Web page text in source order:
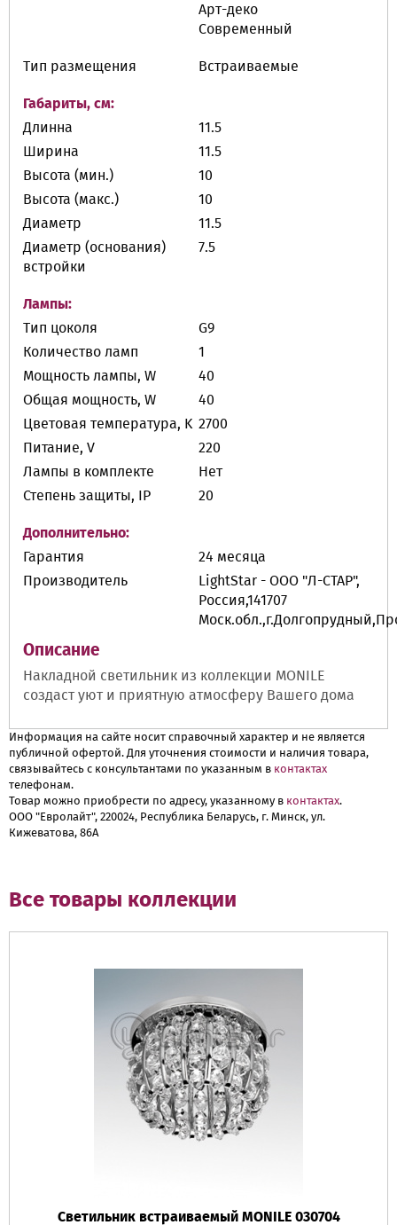
Арт-деко
Современный
Тип размещения Встраиваемые
Габариты, см:
Длинна
11.5
Ширина
11.5
Высота (мин.)
10
Высота (макс.)
10
Диаметр
11.5
Диаметр (основания)
встройки
7.5
Лампы:
Тип цоколя
G9
Количество ламп
1
Мощность лампы, W
40
Общая мощность, W
40
Цветовая температура, K 2700
Питание, V
220
Лампы в комплекте
Нет
Степень защиты, IP
20
Дополнительно:
Гарантия
24 месяца
Производитель
LightStar - ООО "Л-СТАР",
Россия,141707
Описание
Накладной светильник из коллекции MONILE
создаст уют и приятную атмосферу Вашего дома
Информация на сайте носит справочный характер и не является
публичной офертой. Для уточнения стоимости и наличия товара,
связывайтесь с консультантами по указанным в контактах
телефонам.
Товар можно приобрести по адресу, указанному в контактах.
ООО "Евролайт", 220024, Республика Беларусь, г. Минск, ул.
Кижеватова, 86А
Все товары коллекции
Светильник встраиваемый MONILE 030704